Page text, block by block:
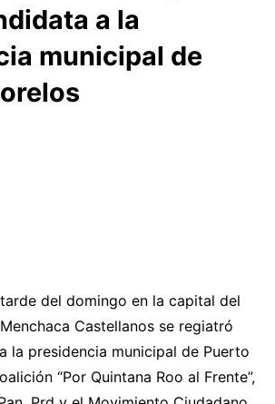
a la
municipal de
del domingo en la capital del
Castellanos se regiatró
la presidencia municipal de Puerto
“Por Quintana Roo al Frente”,